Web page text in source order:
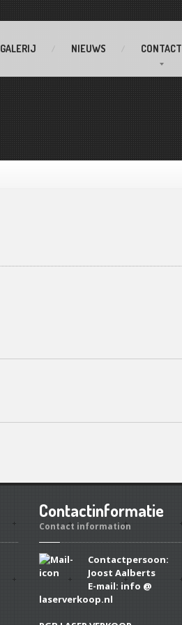
GALERIJ NIEUWS CONTACT
Contactinformatie
Contact information
Contactpersoon:
Joost Aalberts
E-mail: info @
laserverkoop.nl